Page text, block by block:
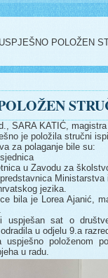
USPJEŠNO POLOŽEN
SARA KATIĆ,
je položila stručni
za polaganje bile su:
u Zavodu za
Ministarstva i
jezika.
bila je Lorea Ajanić,
uspješan sat o
u odjelu 9.a
uspješno položenom
u radu.